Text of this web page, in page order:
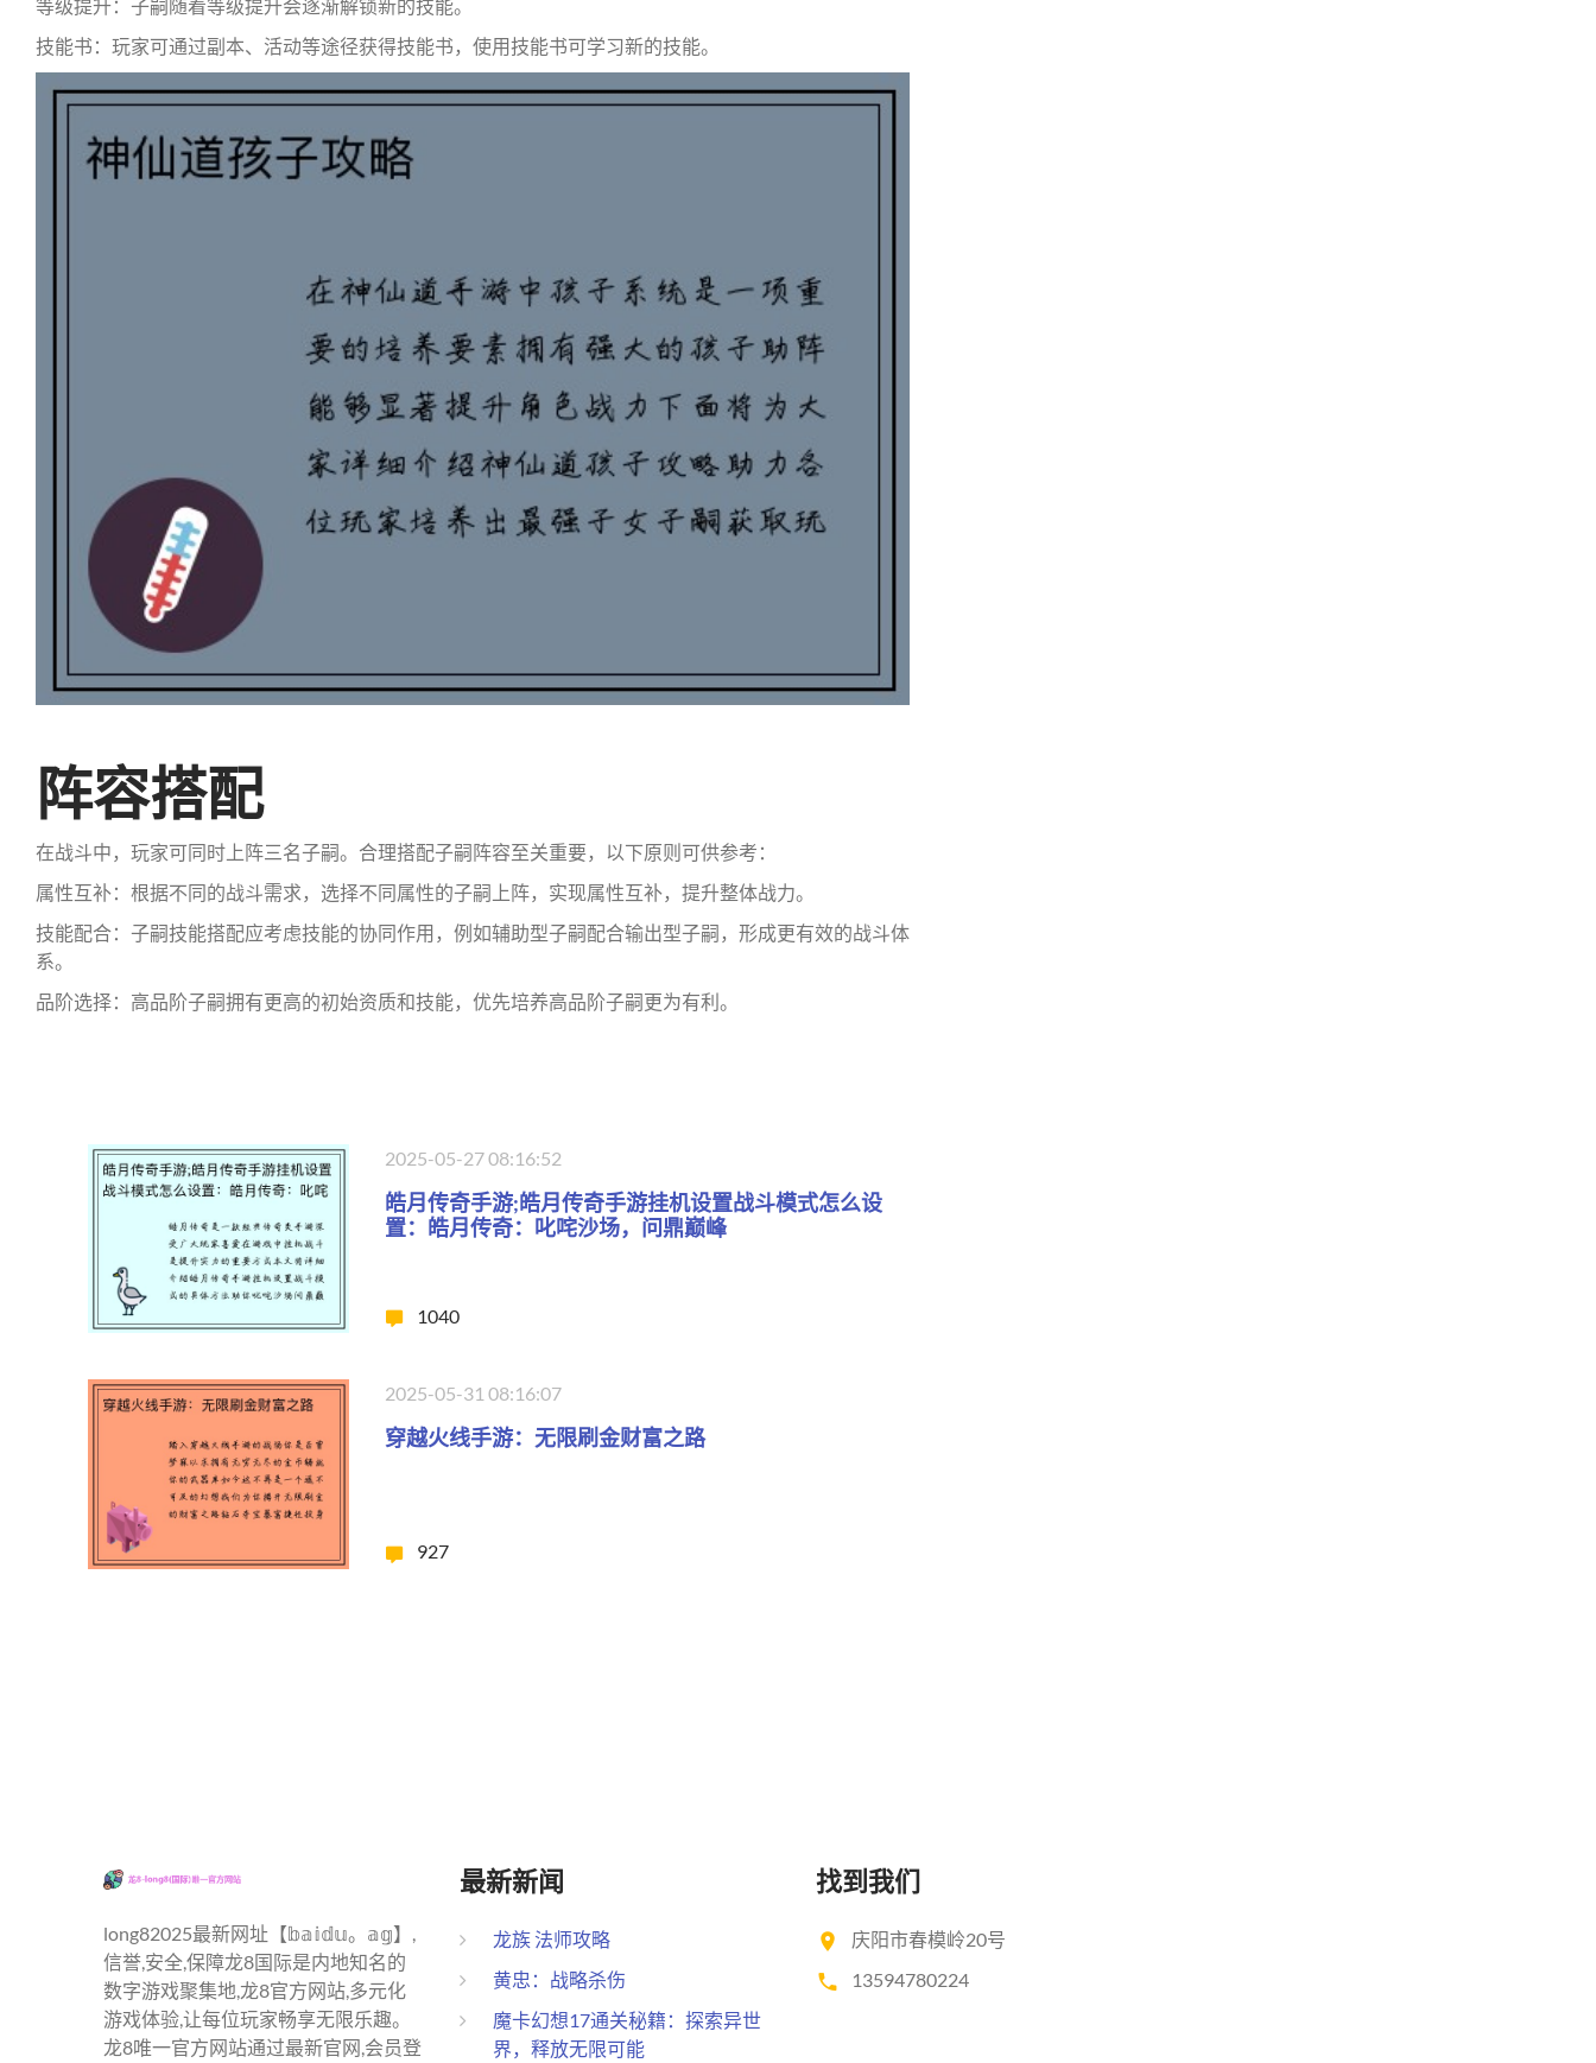
等级提升：子嗣随着等级提升会逐渐解锁新的技能。
技能书：玩家可通过副本、活动等途径获得技能书，使用技能书可学习新的技能。
阵容搭配
在战斗中，玩家可同时上阵三名子嗣。合理搭配子嗣阵容至关重要，以下原则可供参考：
属性互补：根据不同的战斗需求，选择不同属性的子嗣上阵，实现属性互补，提升整体战力。
技能配合：子嗣技能搭配应考虑技能的协同作用，例如辅助型子嗣配合输出型子嗣，形成更有效的战斗体
系。
品阶选择：高品阶子嗣拥有更高的初始资质和技能，优先培养高品阶子嗣更为有利。
2025-05-27 08:16:52
皓月传奇手游;皓月传奇手游挂机设置战斗模式怎么设
置：皓月传奇：叱咤沙场，问鼎巅峰
1040
2025-05-31 08:16:07
穿越火线手游：无限刷金财富之路
927
long82025最新网址【𝕓𝕒𝕚𝕕𝕦。𝕒𝕘】,
信誉,安全,保障龙8国际是内地知名的
数字游戏聚集地,龙8官方网站,多元化
游戏体验,让每位玩家畅享无限乐趣。
龙8唯一官方网站通过最新官网,会员登
最新新闻
龙族 法师攻略
黄忠：战略杀伤
魔卡幻想17通关秘籍：探索异世
界，释放无限可能
找到我们
庆阳市春模岭20号
13594780224